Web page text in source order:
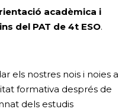
acadèmica i
del PAT de 4t ESO.
els nostres nois i noies a
formativa després de
dels estudis